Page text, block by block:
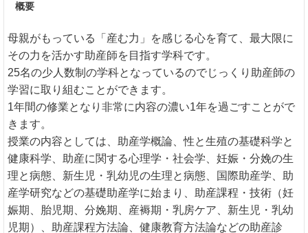
概要
母親がもっている「産む力」を感じる心を育て、最大限に
その力を活かす助産師を目指す学科です。
25名の少人数制の学科となっているのでじっくり助産師の
学習に取り組むことができます。
1年間の修業となり非常に内容の濃い1年を過ごすことがで
きます。
授業の内容としては、助産学概論、性と生殖の基礎科学と
健康科学、助産に関する心理学・社会学、妊娠・分娩の生
理と病態、新生児・乳幼児の生理と病態、国際助産学、助
産学研究などの基礎助産学に始まり、助産課程・技術（妊
娠期、胎児期、分娩期、産褥期・乳房ケア、新生児・乳幼
児期）、助産課程方法論、健康教育方法論などの助産診